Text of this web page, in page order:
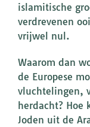
islamitische
verdrevenen
vrijwel nul.
Waarom dan
de Europese
vluchtelingen,
herdacht?
Joden uit de